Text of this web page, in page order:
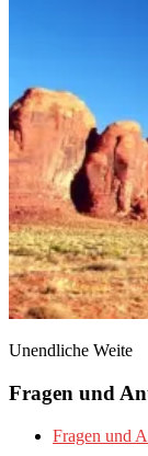
Unendliche Weite
Fragen und
Fragen und